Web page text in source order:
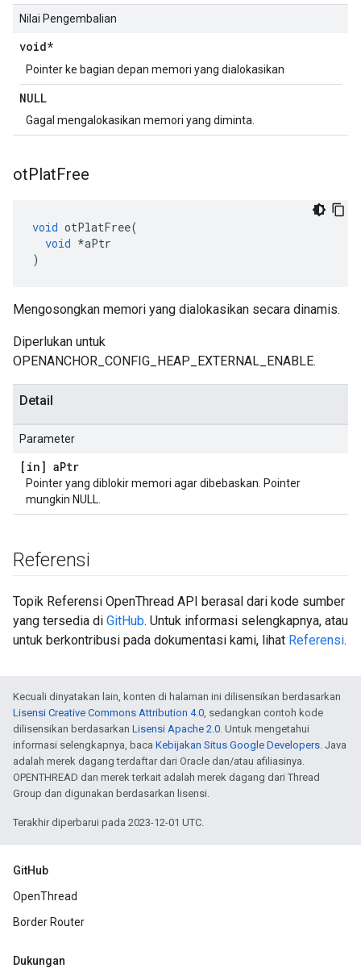
Nilai Pengembalian
void*
Pointer ke bagian depan memori yang dialokasikan
NULL
Gagal mengalokasikan memori yang diminta.
otPlatFree
void otPlatFree(
void *aPtr
)
Mengosongkan memori yang dialokasikan secara dinamis.
Diperlukan untuk
OPENANCHOR_CONFIG_HEAP_EXTERNAL_ENABLE.
Detail
Parameter
[in] aPtr
Pointer yang diblokir memori agar dibebaskan. Pointer
mungkin NULL.
Referensi
Topik Referensi OpenThread API berasal dari kode sumber
yang tersedia di GitHub. Untuk informasi selengkapnya, atau
untuk berkontribusi pada dokumentasi kami, lihat Referensi.
Kecuali dinyatakan lain, konten di halaman ini dilisensikan berdasarkan
Lisensi Creative Commons Attribution 4.0, sedangkan contoh kode
dilisensikan berdasarkan Lisensi Apache 2.0. Untuk mengetahui
informasi selengkapnya, baca Kebijakan Situs Google Developers. Java
adalah merek dagang terdaftar dari Oracle dan/atau afiliasinya.
OPENTHREAD dan merek terkait adalah merek dagang dari Thread
Group dan digunakan berdasarkan lisensi.
Terakhir diperbarui pada 2023-12-01 UTC.
GitHub
OpenThread
Border Router
Dukungan